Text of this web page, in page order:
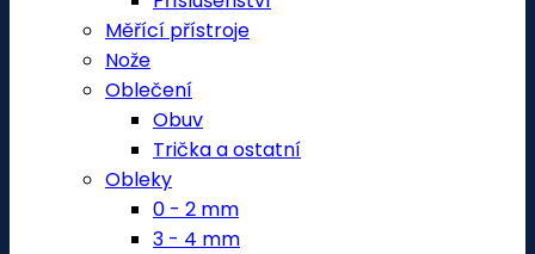
Měřící přístroje
Nože
Oblečení
Obuv
Trička a ostatní
Obleky
0 - 2 mm
3 - 4 mm